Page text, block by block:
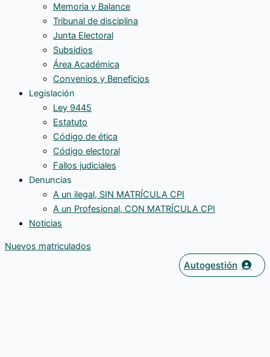
Memoria y Balance
Tribunal de disciplina
Junta Electoral
Subsidios
Área Académica
Convenios y Beneficios
Legislación
Ley 9445
Estatuto
Código de ética
Código electoral
Fallos judiciales
Denuncias
A un ilegal, SIN MATRÍCULA CPI
A un Profesional, CON MATRÍCULA CPI
Noticias
Nuevos matriculados
Autogestión